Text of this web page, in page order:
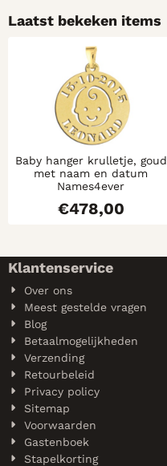
Laatst bekeken items
Baby hanger krulletje, goud
met naam en datum
Names4ever
€478,00
Klantenservice
Over ons
Meest gestelde vragen
Blog
Betaalmogelijkheden
Verzending
Retourbeleid
Privacy policy
Sitemap
Voorwaarden
Gastenboek
Stapelkorting